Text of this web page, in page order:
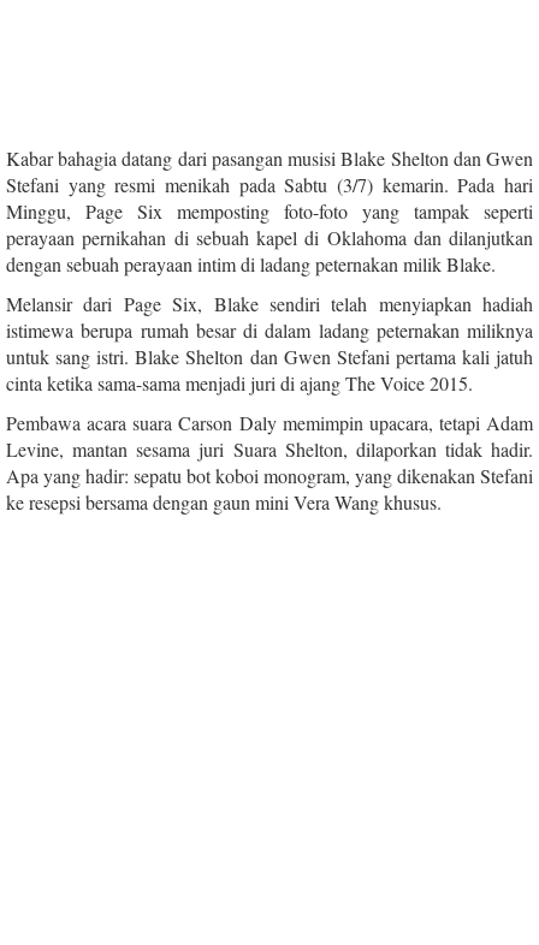
Kabar bahagia datang dari pasangan musisi Blake Shelton dan Gwen
Stefani yang resmi menikah pada Sabtu (3/7) kemarin. Pada hari
Minggu, Page Six memposting foto-foto yang tampak seperti
perayaan pernikahan di sebuah kapel di Oklahoma dan dilanjutkan
dengan sebuah perayaan intim di ladang peternakan milik Blake.
Melansir dari Page Six, Blake sendiri telah menyiapkan hadiah
istimewa berupa rumah besar di dalam ladang peternakan miliknya
untuk sang istri. Blake Shelton dan Gwen Stefani pertama kali jatuh
cinta ketika sama-sama menjadi juri di ajang The Voice 2015.
Pembawa acara suara Carson Daly memimpin upacara, tetapi Adam
Levine, mantan sesama juri Suara Shelton, dilaporkan tidak hadir.
Apa yang hadir: sepatu bot koboi monogram, yang dikenakan Stefani
ke resepsi bersama dengan gaun mini Vera Wang khusus.